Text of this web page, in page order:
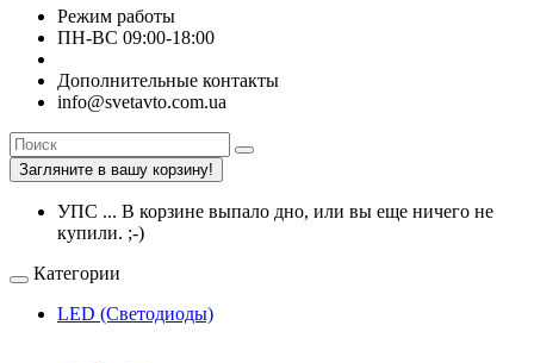
Режим работы
ПН-ВС 09:00-18:00
Дополнительные контакты
info@svetavto.com.ua
Загляните в вашу корзину!
УПС ... В корзине выпало дно, или вы еще ничего не
купили. ;-)
Категории
LED (Светодиоды)